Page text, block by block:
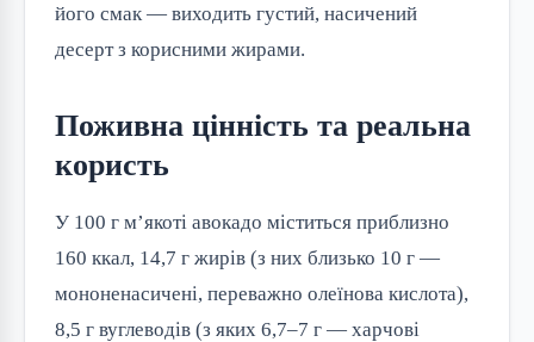
його смак — виходить густий, насичений
десерт з корисними жирами.
Поживна цінність та реальна
користь
У 100 г м’якоті авокадо міститься приблизно
160 ккал, 14,7 г жирів (з них близько 10 г —
мононенасичені, переважно олеїнова кислота),
8,5 г вуглеводів (з яких 6,7–7 г — харчові